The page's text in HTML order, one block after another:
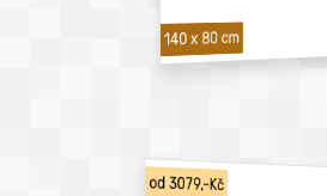
140 x 80 cm
od 3079,-Kč